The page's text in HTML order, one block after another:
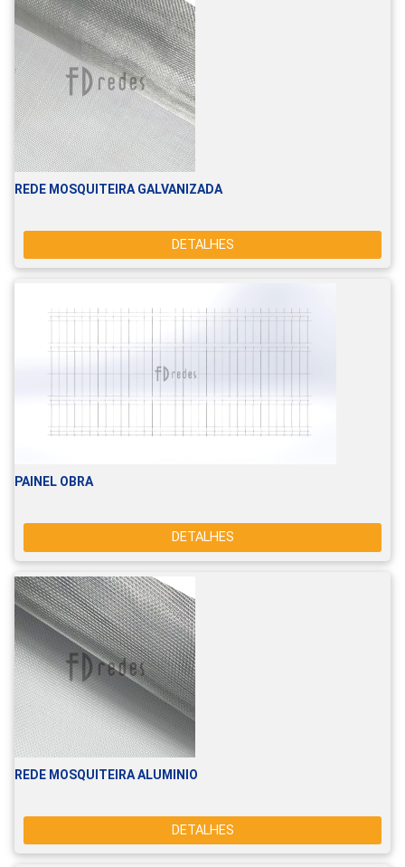
REDE MOSQUITEIRA GALVANIZADA
DETALHES
PAINEL OBRA
DETALHES
REDE MOSQUITEIRA ALUMINIO
DETALHES